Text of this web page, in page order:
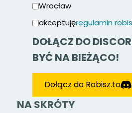
Wrocław
akceptujęregulamin
DOŁĄCZ DO
BYĆ NA BIEŻĄCO!
Dołącz do Robisz.to
NA SKRÓTY